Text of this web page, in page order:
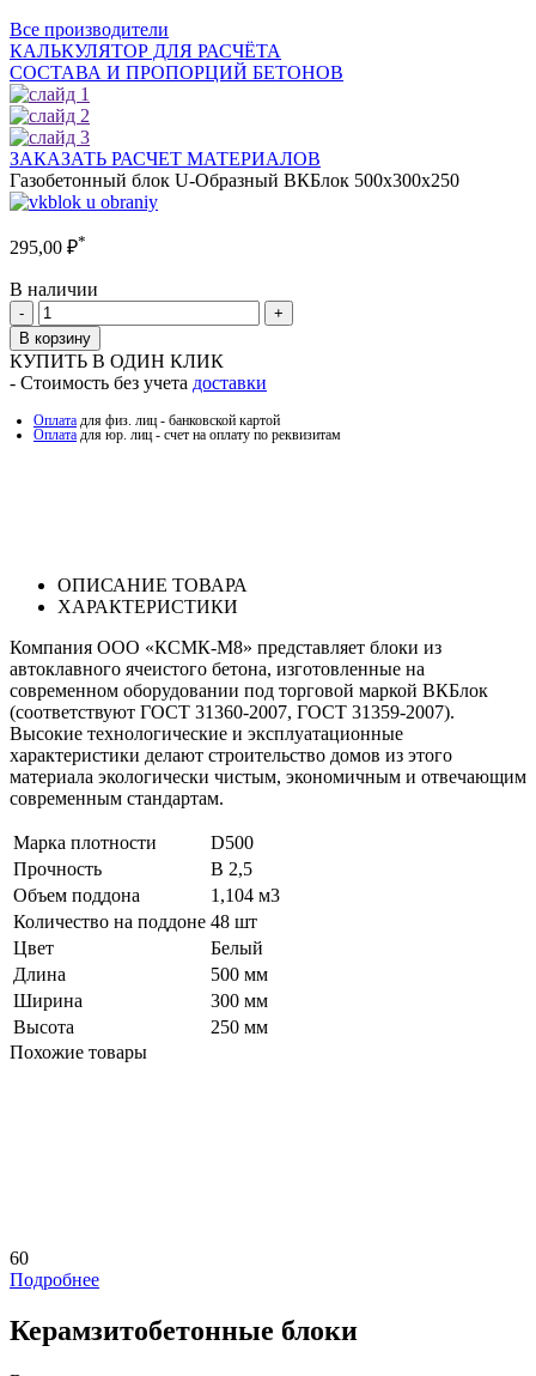
Все производители
КАЛЬКУЛЯТОР ДЛЯ РАСЧЁТА
СОСТАВА И ПРОПОРЦИЙ БЕТОНОВ
ЗАКАЗАТЬ РАСЧЕТ МАТЕРИАЛОВ
Газобетонный блок U-Образный ВКБлок 500x300x250
295,00 ₽*
В наличии
Количество
В корзину
КУПИТЬ В ОДИН КЛИК
- Стоимость без учета доставки
Оплата для физ. лиц - банковской картой
Оплата для юр. лиц - счет на оплату по реквизитам
ОПИСАНИЕ ТОВАРА
ХАРАКТЕРИСТИКИ
Компания ООО «КСМК-М8» представляет блоки из
автоклавного ячеистого бетона, изготовленные на
современном оборудовании под торговой маркой ВКБлок
(соответствуют ГОСТ 31360-2007, ГОСТ 31359-2007).
Высокие технологические и эксплуатационные
характеристики делают строительство домов из этого
материала экологически чистым, экономичным и отвечающим
современным стандартам.
Марка плотности
D500
Прочность
В 2,5
Объем поддона
1,104 м3
Количество на поддоне 48 шт
Цвет
Белый
Длина
500 мм
Ширина
300 мм
Высота
250 мм
Похожие товары
60
Подробнее
Керамзитобетонные блоки